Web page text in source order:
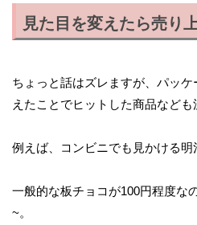
見た目を変えたら売り
ちょっと話はズレますが、パッ
えたことでヒットした商品なども
例えば、コンビニでも見かける明
一般的な板チョコが100円程度な
~。